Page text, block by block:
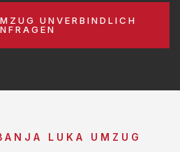
UNVERBINDLICH
LUKA UMZUG